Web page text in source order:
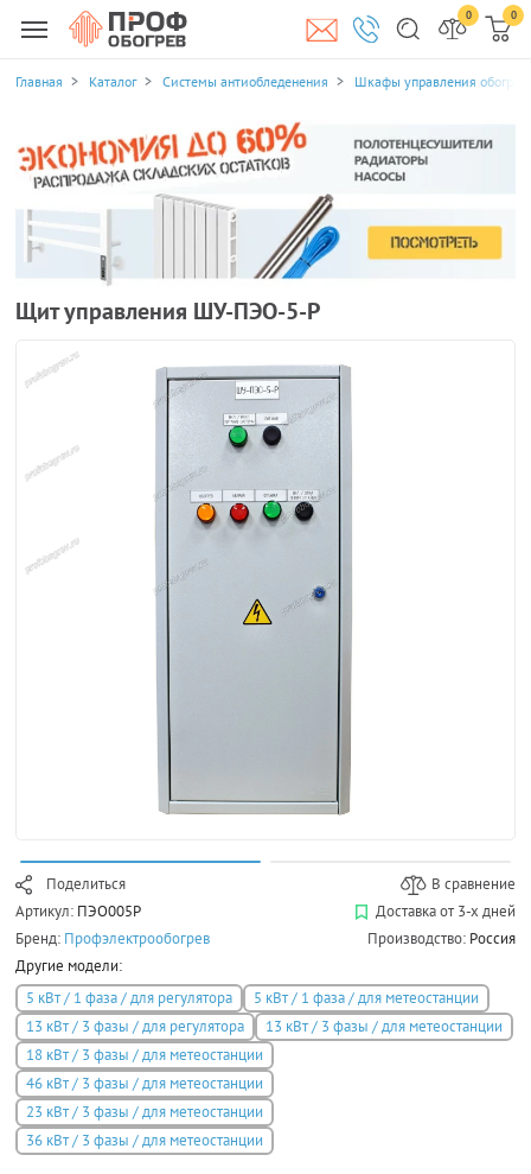
0 0
Главная Каталог Системы антиобледенения Шкафы управления
Щит управления ШУ-ПЭО-5-Р
Поделиться
В сравнение
Артикул: ПЭО005Р
Доставка от 3-х дней
Бренд: Профэлектрообогрев Производство: Россия
Другие модели:
5 кВт / 1 фаза / для регулятора
5 кВт / 1 фаза / для метеостанции
13 кВт / 3 фазы / для регулятора
13 кВт / 3 фазы / для метеостанции
18 кВт / 3 фазы / для метеостанции
46 кВт / 3 фазы / для метеостанции
23 кВт / 3 фазы / для метеостанции
36 кВт / 3 фазы / для метеостанции